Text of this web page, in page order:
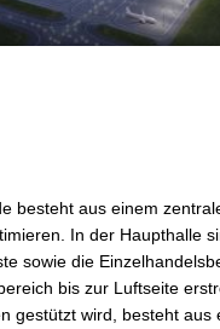
besteht aus einem
In der Haupthalle
sowie die
bis zur Luftseite
gestützt wird, besteht